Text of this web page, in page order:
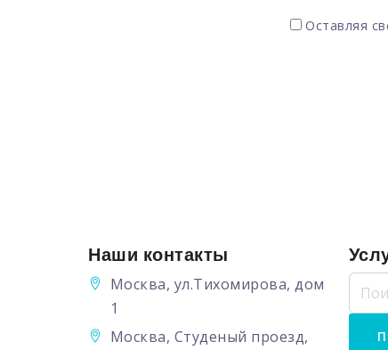
Оставляя
Наши контакты
Москва, ул.Тихомирова, дом
1
Москва, Студеный проезд,